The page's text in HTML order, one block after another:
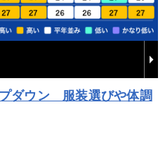
ダウン 服装選びや体調